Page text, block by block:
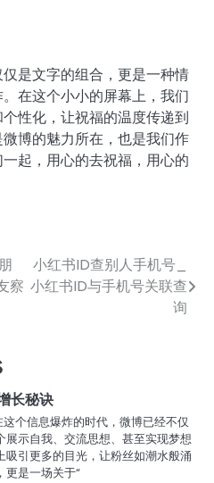
是文字的组合，更是一种情
在这个小小的屏幕上，我们
性化，让祝福的温度传递到
博的魅力所在，也是我们作
起，用心的去祝福，用心的
察
小红书ID查别人手机号_
小红书ID与手机号关联查
询
长秘诀
个信息爆炸的时代，微博已经不仅
示自我、交流思想、甚至实现梦想
引更多的目光，让粉丝如潮水般涌
更是一场关于“